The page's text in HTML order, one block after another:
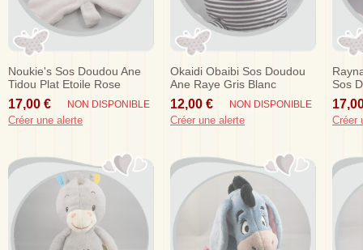
Noukie's Sos Doudou Ane
Tidou Plat Etoile Rose
17,00 € NON DISPONIBLE
Créer une alerte
Okaidi Obaibi Sos Doudou
Ane Raye Gris Blanc
Musical
12,00 € NON DISPONIBLE
Créer une alerte
Sos
Créer